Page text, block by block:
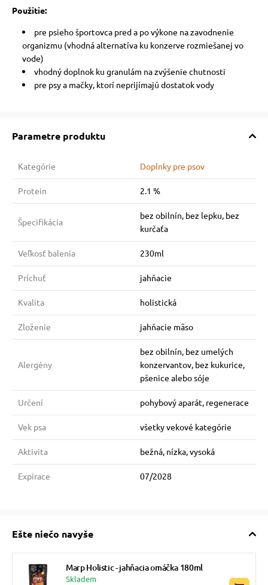
Použitie:
pre psieho športovca pred a po výkone na zavodnenie
organizmu (vhodná alternatíva ku konzerve rozmiešanej vo
vode)
vhodný doplnok ku granulám na zvýšenie chutnosti
pre psy a mačky, ktorí neprijímajú dostatok vody
Parametre produktu
Kategórie Doplnky pre psov
Protein 2.1 %
Špecifikácia
bez obilnín, bez lepku, bez
kurčaťa
Veľkosť balenia 230ml
Príchuť jahňacie
Kvalita holistická
Zloženie jahňacie mäso
Alergény
bez obilnín, bez umelých
konzervantov, bez kukurice,
pšenice alebo sóje
Určení pohybový aparát, regenerace
Vek psa všetky vekové kategórie
Aktivita bežná, nízka, vysoká
Expirace 07/2028
Ešte niečo navyše
Marp Holistic - jahňacia omáčka 180ml
Skladem